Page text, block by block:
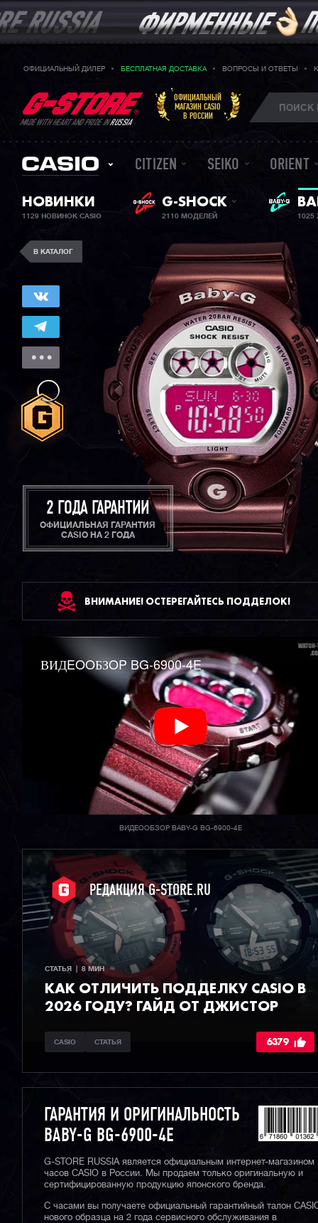
ОФИЦИАЛЬНЫЙ ДИЛЕР БЕСПЛАТНАЯ ДОСТАВКА ВОПРОСЫ И ОТВЕТЫ
MADE WITH HEART AND PRIDE INRUSSIA
ОФИЦИАЛЬНЫЙ
МАГАЗИН CASIO
В РОССИИ
CITIZEN SEIKO ORIENT
НОВИНКИ
1129 НОВИНОК CASIO
G-SHOCK
2110 МОДЕЛЕЙ
В КАТАЛОГ
2 ГОДА ГАРАНТИИ
ОФИЦИАЛЬНАЯ ГАРАНТИЯ
CASIO НА 2 ГОДА
ВНИМАНИЕ! ОСТЕРЕГАЙТЕСЬ ПОДДЕЛОК!
ВИДEOOБЗOP BG-6900-4E
ВИДЕООБЗОР BABY-G BG-6900-4E
РЕДАКЦИЯ G-STORE.RU
СТАТЬЯ  |  8 МИН
КАК ОТЛИЧИТЬ ПОДДЕЛКУ CASIO В
2026 ГОДУ? ГАЙД ОТ ДЖИСТОР
CASIO СТАТЬЯ 6379
ГАРАНТИЯ И ОРИГИНАЛЬНОСТЬ
BABY-G BG-6900-4E
G-STORE RUSSIA является официальным интернет-магазином
часов CASIO в России. Мы продаем только оригинальную и
сертифицированную продукцию японского бренда.
С часами вы получаете официальный гарантийный талон
нового образца на 2 года сервисного обслуживания в